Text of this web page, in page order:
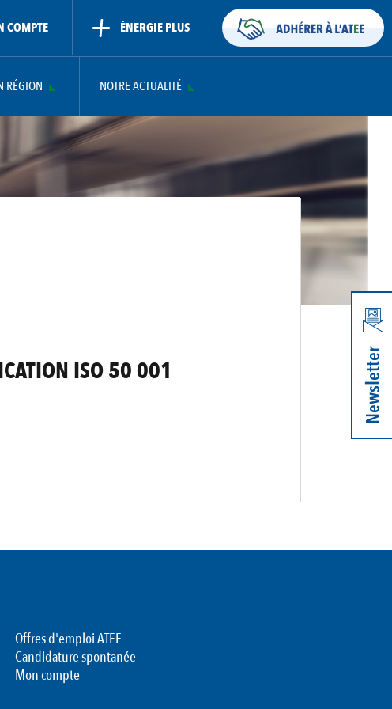
COMPTE ÉNERGIE PLUS
RÉGION NOTRE ACTUALITÉ
ISO 50 001 Newsletter
Offres d'emploi ATEE
Candidature spontanée
Mon compte